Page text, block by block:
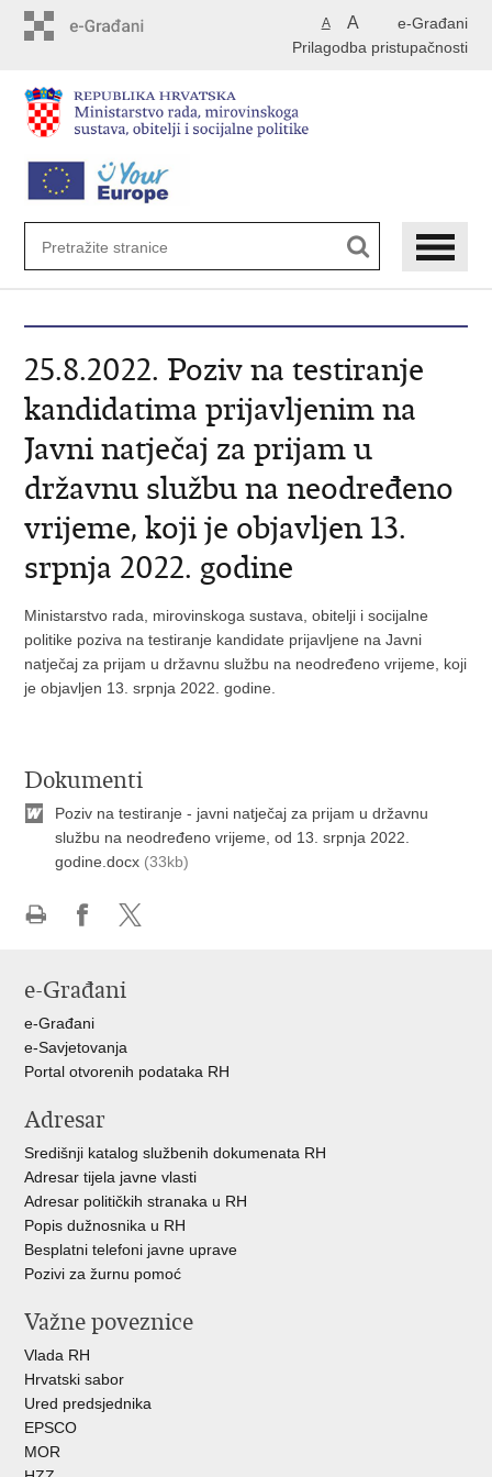
e-Građani
A A
Prilagodba pristupačnosti
25.8.2022. Poziv na testiranje
kandidatima prijavljenim na
Javni natječaj za prijam u
državnu službu na neodređeno
vrijeme, koji je objavljen 13.
srpnja 2022. godine
Ministarstvo rada, mirovinskoga sustava, obitelji i socijalne
politike poziva na testiranje kandidate prijavljene na Javni
natječaj za prijam u državnu službu na neodređeno vrijeme, koji
je objavljen 13. srpnja 2022. godine.
Dokumenti
Poziv na testiranje - javni natječaj za prijam u državnu
službu na neodređeno vrijeme, od 13. srpnja 2022.
godine.docx (33kb)
Facebooku
X-
e-Građani
e-Građani
e-Savjetovanja
Portal otvorenih podataka RH
Adresar
Središnji katalog službenih dokumenata RH
Adresar tijela javne vlasti
Adresar političkih stranaka u RH
Popis dužnosnika u RH
Besplatni telefoni javne uprave
Pozivi za žurnu pomoć
Važne poveznice
Vlada RH
Hrvatski sabor
Ured predsjednika
EPSCO
MOR